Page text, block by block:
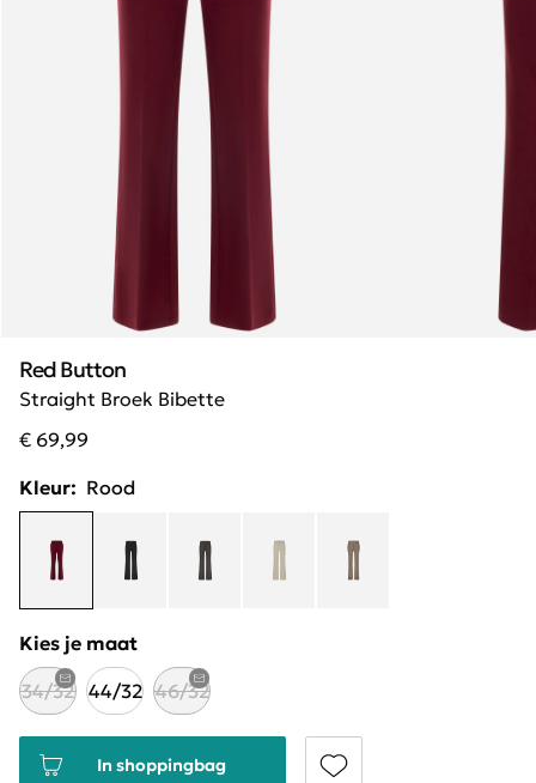
Straight Broek Bibette
Red Button
€ 69,99
Kleur: Rood
Kies je maat
34/32 44/32 46/32
In shoppingbag